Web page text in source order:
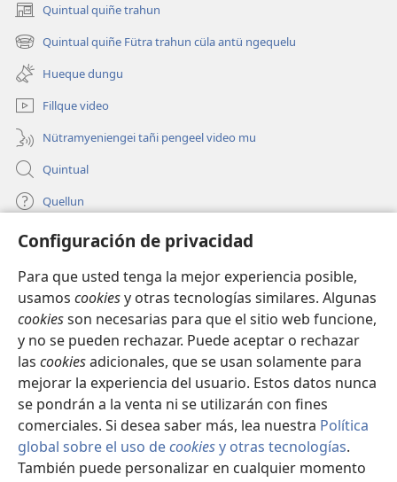
Configuración de privacidad
Para que usted tenga la mejor experiencia posible,
usamos cookiesy otras tecnologías similares. Algunas
cookiesson necesarias para que el sitio web funcione,
y no se pueden rechazar. Puede aceptar o rechazar
las cookiesadicionales, que se usan solamente para
mejorar la experiencia del usuario. Estos datos nunca
se pondrán a la venta ni se utilizarán con fines
comerciales. Si desea saber más, lea nuestra Política
global sobre el uso decookiesy otras tecnologías.
También puede personalizar en cualquier momento
Quintual quiñe trahun
(peafiel
quiñe
hue
pestaña
mu)
Quintual quiñe Fütra trahun cüla antü ngequelu
(peafiel
quiñe
hue
pestaña
mu)
Hueque dungu
Fillque video
Nütramyeniengei tañi pengeel video mu
Quintual
Quellun
Tami quelluntucuquem plata mu
quiñe
hue
pestaña
mu)
INTERNET MÜLEYECHI LIFRU Watchtower™
(peafiel
quiñe
hue
pestaña
mu)
JW Hub
(peafiel
quiñe
hue
pestaña
mu)
JW Library ®
Copyright© 2026 Watch Tower Bible and Tract Society of Pennsylvania.